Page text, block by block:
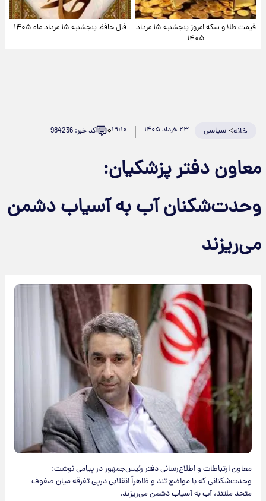
قیمت طلا و سکه امروز پنجشنبه ۱۵ مرداد
۱۴۰۵
فال حافظ پنجشنبه ۱۵ مرداد ماه ۱۴۰۵
خانه>سیاسی ۲۳ خرداد ۱۴۰۵ ۱۹:۱۰۰ کد خبر: 984236
معاون دفتر پزشکیان:
وحدت‌شکنان آب به آسیاب دشمن
می‌ریزند
معاون ارتباطات و اطلاع‌رسانی دفتر رئیس‌جمهور در پیامی نوشت:
وحدت‌شکنانی که با مواضع تند و ظاهراً انقلابی‌ درپی تفرقه میان صفوف
متحد ملتند، آب به آسیاب دشمن می‌ریزند.